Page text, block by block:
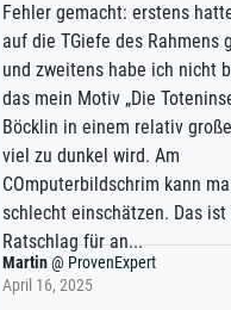
meet its clients demands,
expert advice on how to
results for the prints
client. The company has a
repertoire of prints to
will provide excellent service
regards to prints which are
repertoire. Highly
Anonym@ProvenExpert
April 22, 2026